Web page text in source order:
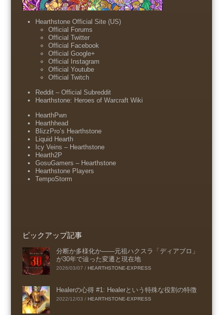
Hearthstone Official Site (US)
Official Forums
Official Twitter
Official Facebook
Official Google+
Official Instagram
Official Youtube
Official Twitch
Reddit – Official Subreddit
Hearthstone: Heroes of Warcraft Wiki
HearthPwn
Hearthhead
BlizzPro’s Hearthstone
Liquid Hearth
Icy Veins – Hearthstone
Hearth2P
GosuGamers – Hearthstone
Hearthstone Players
TempoStorm
ピックアップ記事
分断か多様化か――元祖ハクスラ「ディアブロ」
が30年で辿った変遷と現在地
2026/03/07 / HEARTHSTONE-EXPRESS
Healerの心得 #1: Healerという特殊な役割の特徴
2022/12/03 / HEARTHSTONE-EXPRESS